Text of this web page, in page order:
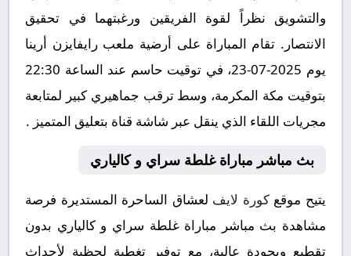
والتشويق نظراً لقوة الفريقين ورغبتهما في تحقيق
الانتصار. تقام المباراة على أرضية ملعب رايفايزن أرينا
يوم 2025-07-23، في توقيت حاسم عند الساعة 22:30
بتوقيت مكة المكرمة، وسط ترقب جماهيري كبير لمتابعة
مجريات اللقاء الذي ينقل عبر شاشة قناة بتعليق المتميز .
بث مباشر مباراة غلطة سراي و كالياري
يتيح موقعكورة لايف لعشاق الساحرة المستديرة فرصة
مشاهدة بث مباشر مباراة غلطة سراي و كالياري بدون
تقطيع وبجودة عالية، مع توفير تغطية لحظية لأحداث